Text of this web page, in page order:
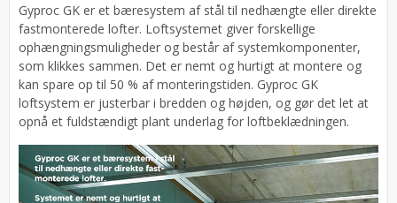
Gyproc GK er et bæresystem af stål til nedhængte eller direkte
fastmonterede lofter. Loftsystemet giver forskellige
ophængningsmuligheder og består af systemkomponenter,
som klikkes sammen. Det er nemt og hurtigt at montere og
kan spare op til 50 % af monteringstiden. Gyproc GK
loftsystem er justerbar i bredden og højden, og gør det let at
opnå et fuldstændigt plant underlag for loftbeklædningen.